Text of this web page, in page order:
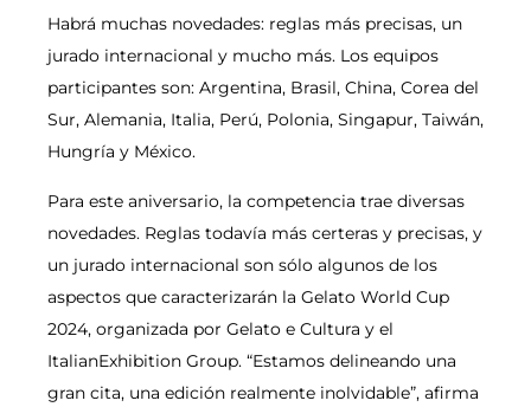
Habrá muchas novedades: reglas más precisas, un
jurado internacional y mucho más. Los equipos
participantes son: Argentina, Brasil, China, Corea del
Sur, Alemania, Italia, Perú, Polonia, Singapur, Taiwán,
Hungría y México.
Para este aniversario, la competencia trae diversas
novedades. Reglas todavía más certeras y precisas, y
un jurado internacional son sólo algunos de los
aspectos que caracterizarán la Gelato World Cup
2024, organizada por Gelato e Cultura y el
ItalianExhibition Group. “Estamos delineando una
gran cita, una edición realmente inolvidable”, afirma